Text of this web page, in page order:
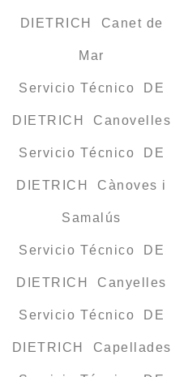
DIETRICH Canet de
Mar
Servicio Técnico DE
DIETRICH Canovelles
Servicio Técnico DE
DIETRICH Cànoves i
Samalús
Servicio Técnico DE
DIETRICH Canyelles
Servicio Técnico DE
DIETRICH Capellades